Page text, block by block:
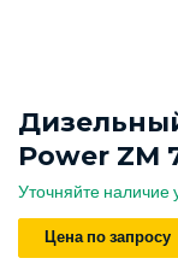
Power ZM
Уточняйте
Цена по запросу